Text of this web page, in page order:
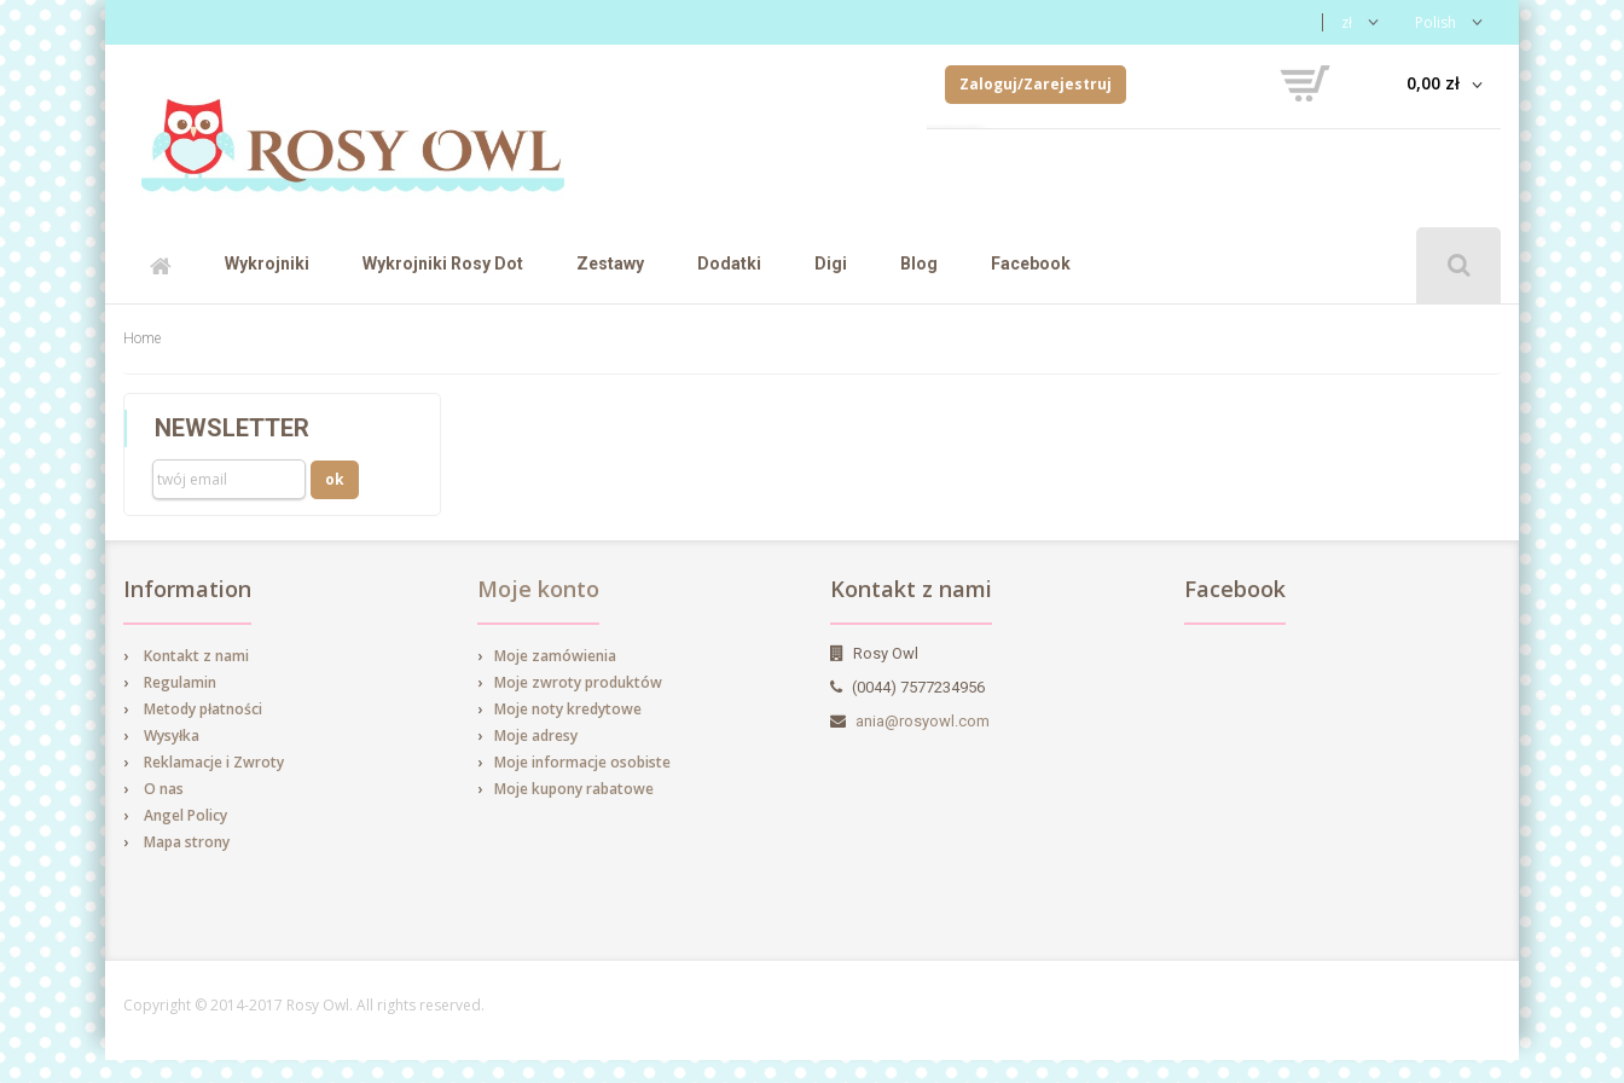
Polish
zł
Zaloguj/Zarejestruj 0,00 zł
Wykrojniki Wykrojniki Rosy Dot Zestawy Dodatki Digi Blog Facebook
Home
NEWSLETTER
Information
Kontakt z nami
Regulamin
Metody płatności
Wysyłka
Reklamacje i Zwroty
O nas
Angel Policy
Mapa strony
Moje konto
Moje zamówienia
Moje zwroty produktów
Moje noty kredytowe
Moje adresy
Moje informacje osobiste
Moje kupony rabatowe
Kontakt z nami
Rosy Owl
(0044) 7577234956
ania@rosyowl.com
Facebook
Copyright © 2014-2017 Rosy Owl. All rights reserved.